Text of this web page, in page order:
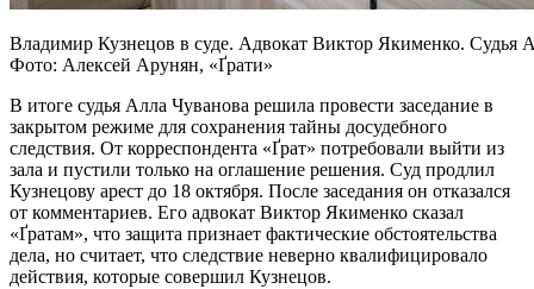
Владимир Кузнецов в суде. Адвокат Виктор Якименко. Судья
Фото: Алексей Арунян, «Ґрати»
В итоге судья Алла Чуванова решила провести заседание в
закрытом режиме для сохранения тайны досудебного
следствия. От корреспондента «Ґрат» потребовали выйти из
зала и пустили только на оглашение решения. Суд продлил
Кузнецову арест до 18 октября. После заседания он отказался
от комментариев. Его адвокат Виктор Якименко сказал
«Ґратам», что защита признает фактические обстоятельства
дела, но считает, что следствие неверно квалифицировало
действия, которые совершил Кузнецов.